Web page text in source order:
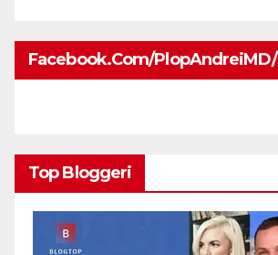
Facebook.com/PlopAndreiMD/
Top Bloggeri